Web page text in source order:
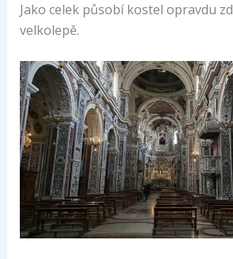
Jako celek působí kostel opravdu
velkolepě.